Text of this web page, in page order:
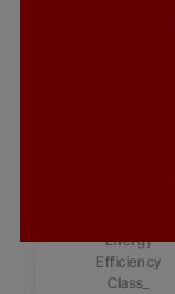
Energy
Efficiency
Class_